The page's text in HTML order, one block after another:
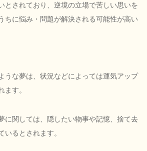
とされており、逆境の立場で苦しい思いを
ちに悩み・問題が解決される可能性が高い
うな夢は、状況などによっては運気アップ
ます。
に関しては、隠したい物事や記憶、捨て去
いるとされます。